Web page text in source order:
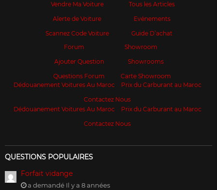
Vendre Ma Voiture
Alerte de Voiture
Scannez Code Voiture
Tous les Articles
Evénements
Guide D’achat
Forum
Ajouter Question
Questions Forum
Showroom
Showrooms
Carte Showroom
Dédouanement Voitures Au Maroc
Prix du Carburant au Maroc
Contactez Nous
Dédouanement Voitures Au Maroc
Prix du Carburant au Maroc
Contactez Nous
QUESTIONS POPULAIRES
Forfait vidange
a demandé Il y a 8 années